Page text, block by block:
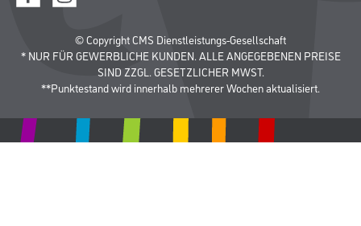
© Copyright CMS Dienstleistungs-Gesellschaft
* NUR FÜR GEWERBLICHE KUNDEN. ALLE ANGEGEBENEN PREISE
SIND ZZGL. GESETZLICHER MWST.
**Punktestand wird innerhalb mehrerer Wochen aktualisiert.